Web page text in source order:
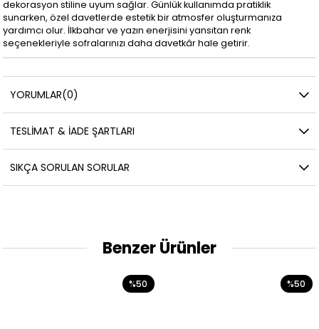
dekorasyon stiline uyum sağlar. Günlük kullanımda pratiklik
sunarken, özel davetlerde estetik bir atmosfer oluşturmanıza
yardımcı olur. İlkbahar ve yazın enerjisini yansıtan renk
seçenekleriyle sofralarınızı daha davetkâr hale getirir.
YORUMLAR(0)
TESLIMAT & İADE ŞARTLARI
SIKÇA SORULAN SORULAR
Benzer Ürünler
%50 %50